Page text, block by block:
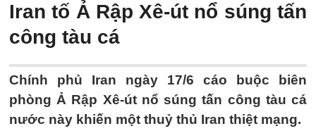
Iran tố Ả Rập Xê-út nổ súng tấn
công tàu cá
Chính phủ Iran ngày 17/6 cáo buộc biên
phòng Ả Rập Xê-út nổ súng tấn công tàu cá
nước này khiến một thuỷ thủ Iran thiệt mạng.